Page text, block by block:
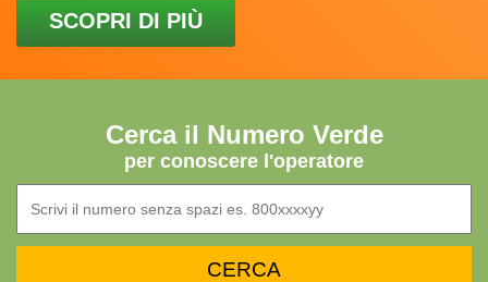
SCOPRI DI PIÙ
Cerca il Numero Verde
per conoscere l'operatore